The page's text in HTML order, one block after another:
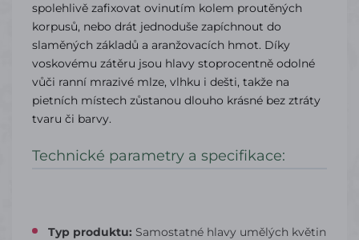
spolehlivě zafixovat ovinutím kolem proutěných
korpusů, nebo drát jednoduše zapíchnout do
slaměných základů a aranžovacích hmot. Díky
voskovému zátěru jsou hlavy stoprocentně odolné
vůči ranní mrazivé mlze, vlhku i dešti, takže na
pietních místech zůstanou dlouho krásné bez ztráty
tvaru či barvy.
Technické parametry a specifikace:
Typ produktu: Samostatné hlavy umělých květin